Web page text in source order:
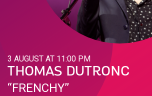
3 AUGUST AT 11:00 PM
THOMAS DUTRONC
‘‘FRENCHY’’